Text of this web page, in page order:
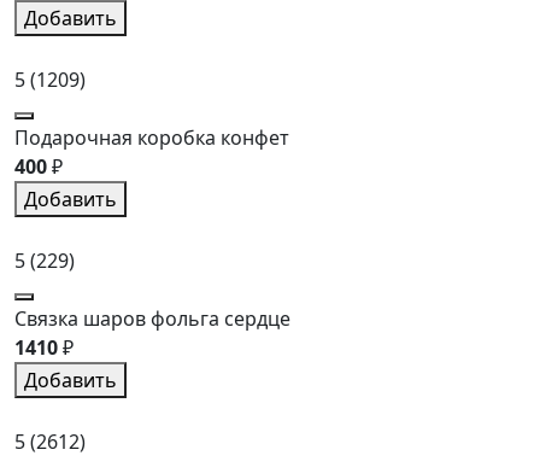
Добавить
5(1209)
Подарочная коробка конфет
400₽
Добавить
5(229)
Связка шаров фольга сердце
1410₽
Добавить
5(2612)